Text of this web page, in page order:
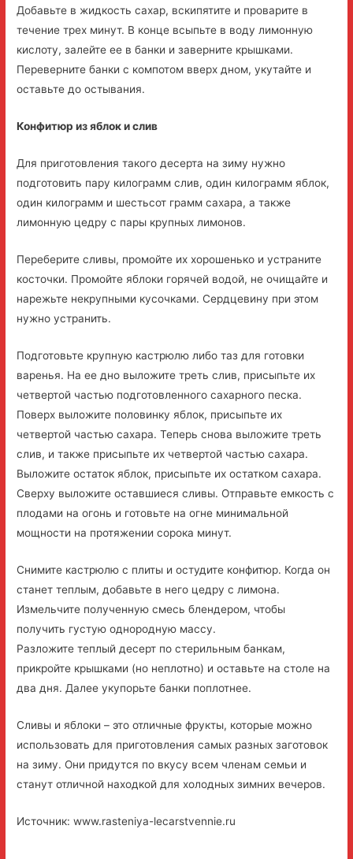
Добавьте в жидкость сахар, вскипятите и проварите в
течение трех минут. В конце всыпьте в воду лимонную
кислоту, залейте ее в банки и заверните крышками.
Переверните банки с компотом вверх дном, укутайте и
оставьте до остывания.
Конфитюр из яблок и слив
Для приготовления такого десерта на зиму нужно
подготовить пару килограмм слив, один килограмм яблок,
один килограмм и шестьсот грамм сахара, а также
лимонную цедру с пары крупных лимонов.
Переберите сливы, промойте их хорошенько и устраните
косточки. Промойте яблоки горячей водой, не очищайте и
нарежьте некрупными кусочками. Сердцевину при этом
нужно устранить.
Подготовьте крупную кастрюлю либо таз для готовки
варенья. На ее дно выложите треть слив, присыпьте их
четвертой частью подготовленного сахарного песка.
Поверх выложите половинку яблок, присыпьте их
четвертой частью сахара. Теперь снова выложите треть
слив, и также присыпьте их четвертой частью сахара.
Выложите остаток яблок, присыпьте их остатком сахара.
Сверху выложите оставшиеся сливы. Отправьте емкость с
плодами на огонь и готовьте на огне минимальной
мощности на протяжении сорока минут.
Снимите кастрюлю с плиты и остудите конфитюр. Когда он
станет теплым, добавьте в него цедру с лимона.
Измельчите полученную смесь блендером, чтобы
получить густую однородную массу.
Разложите теплый десерт по стерильным банкам,
прикройте крышками (но неплотно) и оставьте на столе на
два дня. Далее укупорьте банки поплотнее.
Сливы и яблоки – это отличные фрукты, которые можно
использовать для приготовления самых разных заготовок
на зиму. Они придутся по вкусу всем членам семьи и
станут отличной находкой для холодных зимних вечеров.
Источник: www.rasteniya-lecarstvennie.ru